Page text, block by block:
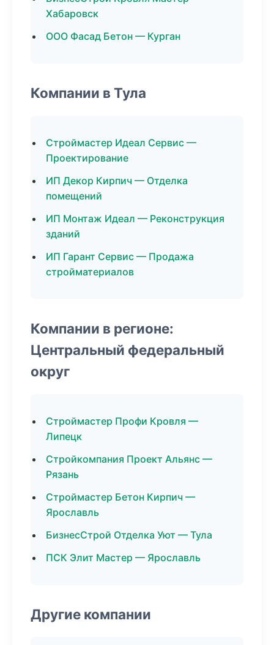
Хабаровск
ООО Фасад Бетон — Курган
Компании в Тула
Строймастер Идеал Сервис —
Проектирование
ИП Декор Кирпич — Отделка
помещений
ИП Монтаж Идеал — Реконструкция
зданий
ИП Гарант Сервис — Продажа
стройматериалов
Компании в регионе:
Центральный федеральный
округ
Строймастер Профи Кровля —
Липецк
Стройкомпания Проект Альянс —
Рязань
Строймастер Бетон Кирпич —
Ярославль
БизнесСтрой Отделка Уют — Тула
ПСК Элит Мастер — Ярославль
Другие компании